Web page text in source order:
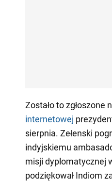
Zostało to zgłoszone
internetowej
sierpnia. Zełenski
indyjskiemu
misji dyplomatycznej
podziękował Indiom